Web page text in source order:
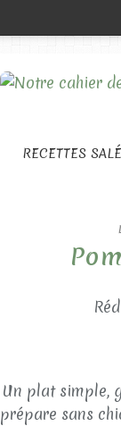
RECETTES
Un plat simple,
prépare sans